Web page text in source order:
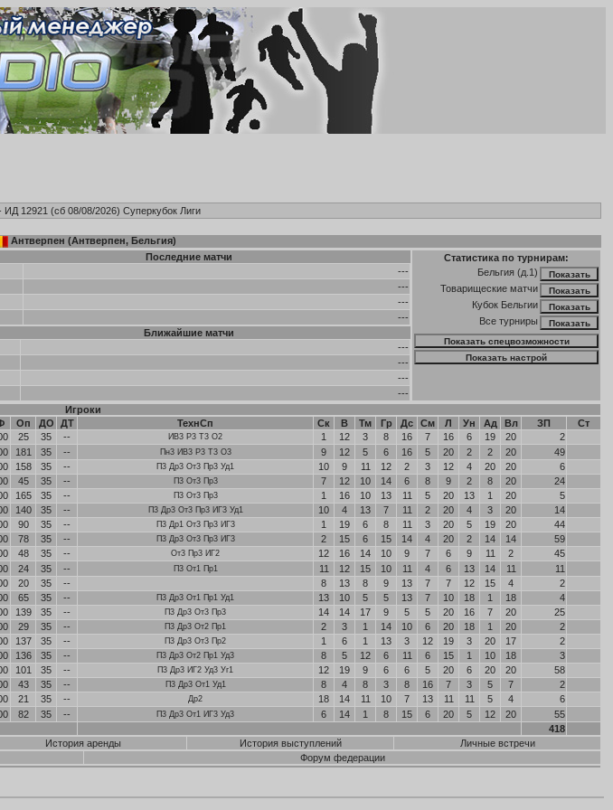
12921 (сб 08/08/2026) Суперкубок Лиги
Антверпен (Антверпен, Бельгия)
Последние матчи
---
---
---
---
Ближайшие матчи
---
---
---
---
Статистика по турнирам:
Бельгия (д.1)
Товарищеские матчи
Кубок Бельгии
Все турниры
Игроки
Оп ДО ДТ ТехнСп Ск В Тм Гр Дс См Л Ун Ад Вл ЗП
Ст
25 35 -- ИВ3 Р3 Т3 О2 1 12 3 8 16 7 16 6 19 20
2
181 35 -- Пн3 ИВ3 Р3 Т3 О3 9 12 5 6 16 5 20 2 2 20
49
158 35 -- П3 Др3 От3 Пр3 Уд1 10 9 11 12 2 3 12 4 20 20
6
45 35 -- П3 От3 Пр3 7 12 10 14 6 8 9 2 8 20
24
165 35 -- П3 От3 Пр3 1 16 10 13 11 5 20 13 1 20
5
140 35 -- П3 Др3 От3 Пр3 ИГ3 Уд1 10 4 13 7 11 2 20 4 3 20
14
90 35 -- П3 Др1 От3 Пр3 ИГ3 1 19 6 8 11 3 20 5 19 20
44
78 35 -- П3 Др3 От3 Пр3 ИГ3 2 15 6 15 14 4 20 2 14 14
59
48 35 -- От3 Пр3 ИГ2 12 16 14 10 9 7 6 9 11 2
45
24 35 -- П3 От1 Пр1 11 12 15 10 11 4 6 13 14 11
11
20 35 -- 8 13 8 9 13 7 7 12 15 4
2
65 35 -- П3 Др3 От1 Пр1 Уд1 13 10 5 5 13 7 10 18 1 18
4
139 35 -- П3 Др3 От3 Пр3 14 14 17 9 5 5 20 16 7 20
25
29 35 -- П3 Др3 От2 Пр1 2 3 1 14 10 6 20 18 1 20
2
137 35 -- П3 Др3 От3 Пр2 1 6 1 13 3 12 19 3 20 17
2
136 35 -- П3 Др3 От2 Пр1 Уд3 8 5 12 6 11 6 15 1 10 18
3
101 35 -- П3 Др3 ИГ2 Уд3 Уг1 12 19 9 6 6 5 20 6 20 20
58
43 35 -- П3 Др3 От1 Уд1 8 4 8 3 8 16 7 3 5 7
2
21 35 -- Др2 18 14 11 10 7 13 11 11 5 4
6
82 35 -- П3 Др3 От1 ИГ3 Уд3 6 14 1 8 15 6 20 5 12 20
55
418
История аренды История выступлений
Личные встречи
Форум федерации